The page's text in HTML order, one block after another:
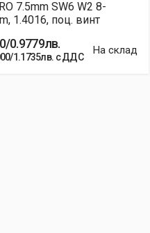
7.5mm SW6 W2 8-
1.4016, поц. винт
0.9779лв.
1.1735лв. с ДДС
На склад